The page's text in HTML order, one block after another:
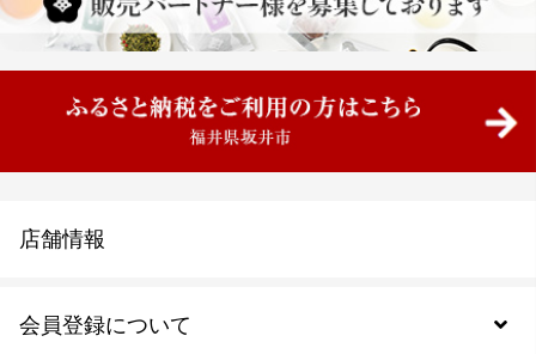
会員登録について
店舗情報